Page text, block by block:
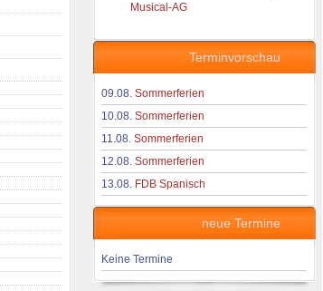
Musical-AG
Terminvorschau
09.08. Sommerferien
10.08. Sommerferien
11.08. Sommerferien
12.08. Sommerferien
13.08. FDB Spanisch
neue Termine
Keine Termine